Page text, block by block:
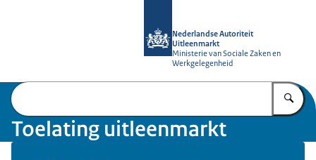
Nederlandse Autoriteit
Uitleenmarkt
Ministerie van Sociale Zaken en
Werkgelegenheid
Toelating uitleenmarkt